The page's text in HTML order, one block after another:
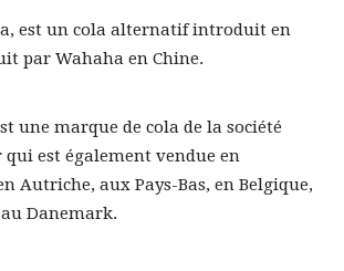
est un cola alternatif introduit en
par Wahaha en Chine.
une marque de cola de la société
est également vendue en
Autriche, aux Pays-Bas, en Belgique,
Danemark.